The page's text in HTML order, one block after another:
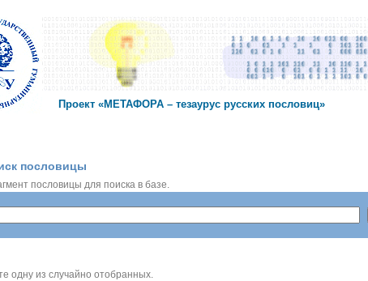
Проект «МЕТАФОРА – тезаурус русских пословиц»
пословицы
пословицы для поиска в базе.
одну из случайно отобранных.